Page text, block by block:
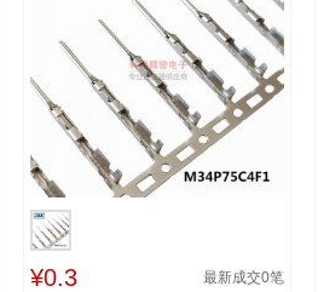
¥0.3 最新成交0笔